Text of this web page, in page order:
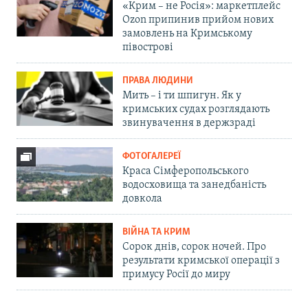
«Крим – не Росія»: маркетплейс
Ozon припинив прийом нових
замовлень на Кримському
півострові
ПРАВА ЛЮДИНИ
Мить – і ти шпигун. Як у
кримських судах розглядають
звинувачення в держзраді
ФОТОГАЛЕРЕЇ
Краса Сімферопольського
водосховища та занедбаність
довкола
ВІЙНА ТА КРИМ
Сорок днів, сорок ночей. Про
результати кримської операції з
примусу Росії до миру